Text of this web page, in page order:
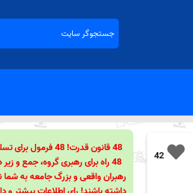
42
48 قانون قدرت! 48
رهبران واقعی و بزرگ جامعه به شما